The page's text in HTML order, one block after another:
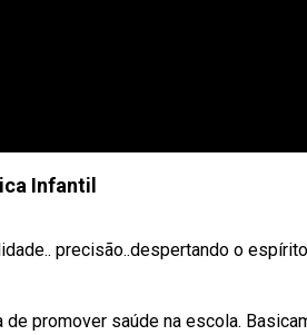
Infantil
precisão..despertando o
promover saúde na escola.